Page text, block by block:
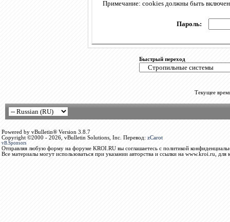
Примечание: cookies должны быть
Пароль:
Быстрый переход
Текущее
Powered by vBulletin® Version 3.8.7
Copyright ©2000 - 2026, vBulletin Solutions, Inc. Перевод: zCarot
vB.Sponsors
Отправляя любую форму на форуме KROI.RU вы соглашаетесь с политикой
Все материалы могут использоваться при указании авторства и ссылки на www.kroi.ru, для